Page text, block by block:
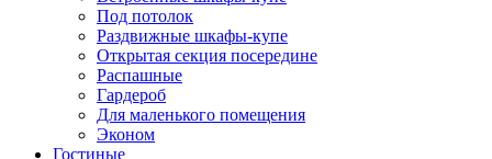
Под потолок
Раздвижные шкафы-купе
Открытая секция посередине
Распашные
Гардероб
Для маленького помещения
Эконом
Гостиные